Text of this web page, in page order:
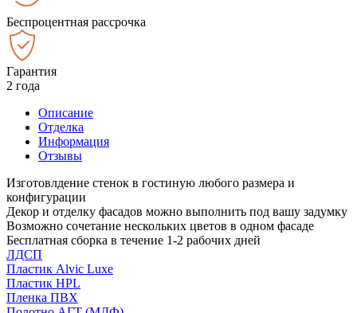
Беспроцентная рассрочка
Гарантия
2 года
Описание
Отделка
Информация
Отзывы
Изготовлдение стенок в гостиную любого размера и
конфигурации
Декор и отделку фасадов можно выполнить под вашу задумку
Возможно сочетание нескольких цветов в одном фасаде
Бесплатная сборка в течение 1-2 рабочих дней
ЛДСП
Пластик Alvic Luxe
Пластик HPL
Пленка ПВХ